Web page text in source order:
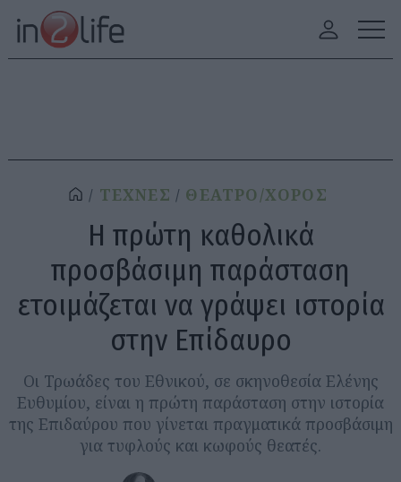
ΤΕΧΝΕΣ ΘΕΑΤΡΟ/ΧΟΡΟΣ
Η πρώτη καθολικά
προσβάσιμη παράσταση
ετοιμάζεται να γράψει ιστορία
στην Επίδαυρο
Οι Τρωάδες του Εθνικού, σε σκηνοθεσία Ελένης
Ευθυμίου, είναι η πρώτη παράσταση στην ιστορία
της Επιδαύρου που γίνεται πραγματικά προσβάσιμη
για τυφλούς και κωφούς θεατές.